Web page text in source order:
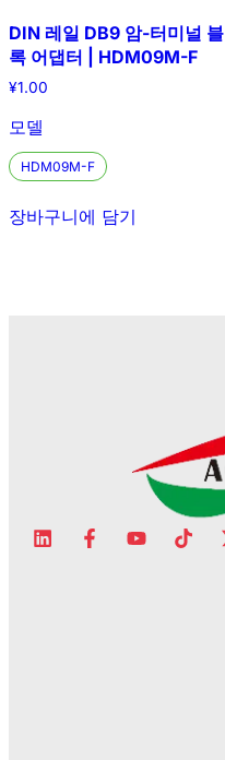
DIN 레일 DB9 암-터미널 블
록 어댑터 | HDM09M-F
¥1.00
모델
HDM09M-F
장바구니에 담기